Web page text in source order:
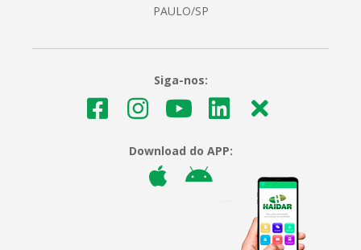
PAULO/SP
Siga-nos:
Download do APP: